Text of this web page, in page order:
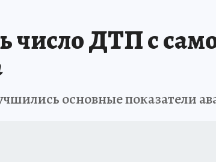
число ДТП с
основные показатели